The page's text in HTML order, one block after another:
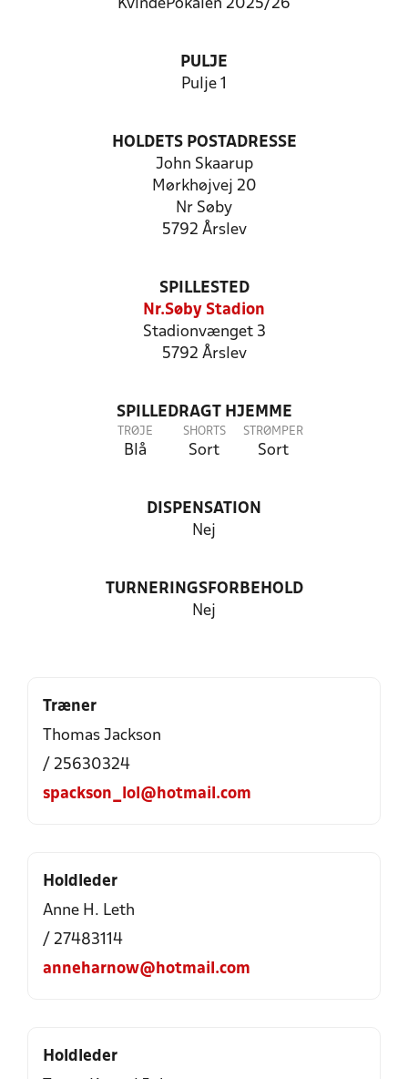
KvindePokalen 2025/26
PULJE
Pulje 1
HOLDETS POSTADRESSE
John Skaarup
Mørkhøjvej 20
Nr Søby
5792 Årslev
SPILLESTED
Nr.Søby Stadion
Stadionvænget 3
5792 Årslev
SPILLEDRAGT HJEMME
TRØJE
Blå
SHORTS
Sort
STRØMPER
Sort
DISPENSATION
Nej
TURNERINGSFORBEHOLD
Nej
Træner
Thomas Jackson
/ 25630324
spackson_lol@hotmail.com
Holdleder
Anne H. Leth
/ 27483114
anneharnow@hotmail.com
Holdleder